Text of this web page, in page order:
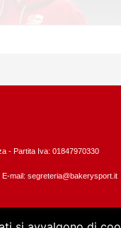
- Partita Iva: 01847970330
mail: segreteria@bakerysport.it